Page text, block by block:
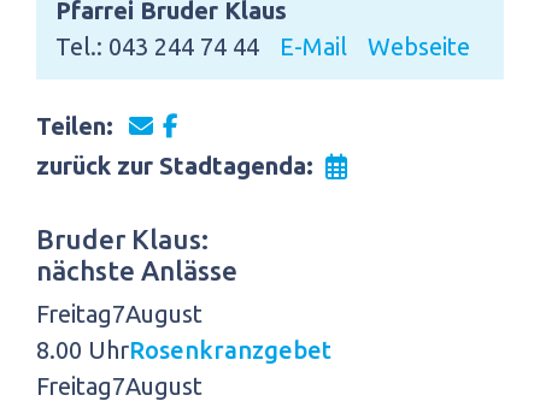
Pfarrei Bruder Klaus
Tel.: 043 244 74 44
E-Mail Webseite
Teilen:
zurück zur Stadtagenda:
Bruder Klaus:
nächste Anlässe
Freitag7August
8.00 UhrRosenkranzgebet
Freitag7August